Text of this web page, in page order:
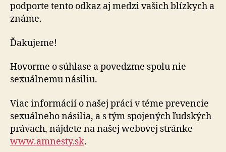
podporte tento odkaz aj medzi vašich blízkych a
známe.
Ďakujeme!
Hovorme o súhlase a povedzme spolu nie
sexuálnemu násiliu.
Viac informácií o našej práci v téme prevencie
sexuálneho násilia, a s tým spojených ľudských
právach, nájdete na našej webovej stránke
www.amnesty.sk.